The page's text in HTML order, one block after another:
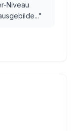
Niveau
"